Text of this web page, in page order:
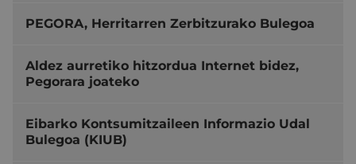
PEGORA, Herritarren Zerbitzurako Bulegoa
Aldez aurretiko hitzordua Internet bidez,
Pegorara joateko
Eibarko Kontsumitzaileen Informazio Udal
Bulegoa (KIUB)